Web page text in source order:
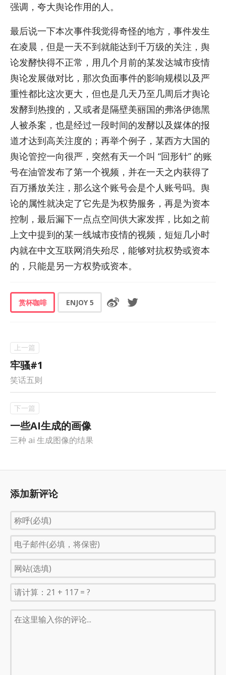
强调，夸大舆论作用的人。
最后说一下本次事件我觉得奇怪的地方，事件发生
在凌晨，但是一天不到就能达到千万级的关注，舆
论发酵快得不正常，用几个月前的某发达城市疫情
舆论发展做对比，那次负面事件的影响规模以及严
重性都比这次更大，但也是几天乃至几周后才舆论
发酵到热搜的，又或者是隔壁美丽国的弗洛伊德黑
人被杀案，也是经过一段时间的发酵以及媒体的报
道才达到高关注度的；再举个例子，某西方大国的
舆论管控一向很严，突然有天一个叫 “回形针” 的账
号在油管发布了第一个视频，并在一天之内获得了
百万播放关注，那么这个账号会是个人账号吗。舆
论的属性就决定了它先是为权势服务，再是为资本
控制，最后漏下一点点空间供大家发挥，比如之前
上文中提到的某一线城市疫情的视频，短短几小时
内就在中文互联网消失殆尽，能够对抗权势或资本
的，只能是另一方权势或资本。
赏杯咖啡 ENJOY5
牢骚#1
笑话五则
一些AI生成的画像
三种 ai 生成图像的结果
添加新评论